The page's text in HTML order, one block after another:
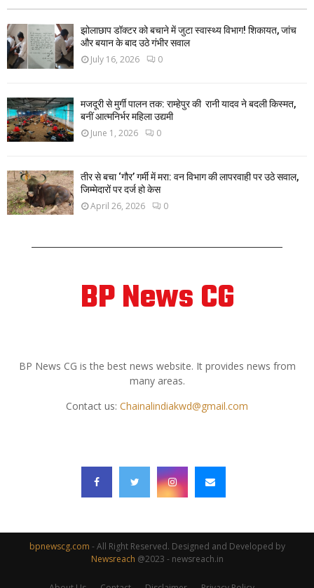
झोलाछाप डॉक्टर को बचाने में जुटा स्वास्थ्य विभाग! शिकायत, जांच
और बयान के बाद उठे गंभीर सवाल
July 16, 2026 0
मजदूरी से मुर्गी पालन तक: राम्हेपुर की रानी यादव ने बदली किस्मत,
बनीं आत्मनिर्भर महिला उद्यमी
June 1, 2026 0
तीर से बचा ‘गौर’ गर्मी में मरा: वन विभाग की लापरवाही पर उठे सवाल,
जिम्मेदारों पर दर्ज हो केस
April 26, 2026 0
BP News CG
BP News CG is the best news website. It provides news from
many areas.
Contact us: Chainalindiakwd@gmail.com
bpnewscg.com - All Right Reserved. Designed and Developed by
Newsreach @2023 - newsreach.in